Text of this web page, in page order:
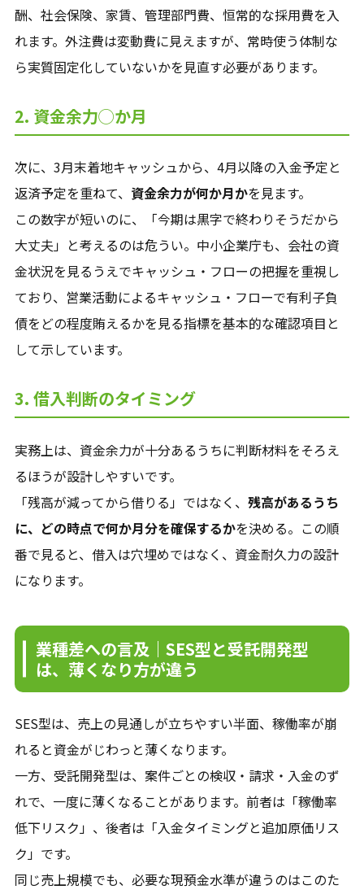
酬、社会保険、家賃、管理部門費、恒常的な採用費を入
れます。外注費は変動費に見えますが、常時使う体制な
ら実質固定化していないかを見直す必要があります。
2. 資金余力◯か月
次に、3月末着地キャッシュから、4月以降の入金予定と
返済予定を重ねて、 資金余力が何か月かを見ます。
この数字が短いのに、「今期は黒字で終わりそうだから
大丈夫」と考えるのは危うい。中小企業庁も、会社の資
金状況を見るうえでキャッシュ・フローの把握を重視し
ており、営業活動によるキャッシュ・フローで有利子負
債をどの程度賄えるかを見る指標を基本的な確認項目と
して示しています。
3. 借入判断のタイミング
実務上は、資金余力が十分あるうちに判断材料をそろえ
るほうが設計しやすいです。
「残高が減ってから借りる」ではなく、 残高があるうち
に、どの時点で何か月分を確保するかを決める。この順
番で見ると、借入は穴埋めではなく、資金耐久力の設計
になります。
業種差への言及｜SES型と受託開発型
は、薄くなり方が違う
SES型は、売上の見通しが立ちやすい半面、稼働率が崩
れると資金がじわっと薄くなります。
一方、受託開発型は、案件ごとの検収・請求・入金のず
れで、一度に薄くなることがあります。前者は「稼働率
低下リスク」、後者は「入金タイミングと追加原価リス
ク」です。
同じ売上規模でも、必要な現預金水準が違うのはこのた